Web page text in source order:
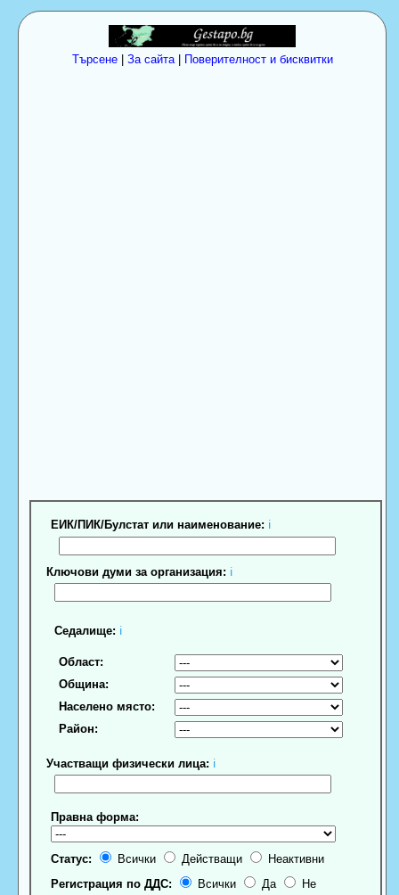
Търсене| За сайта| Поверителност и бисквитки
ЕИК/ПИК/Булстат или наименование: ℹ
Ключови думи за организация: ℹ
Седалище: ℹ
Област:
Община:
Населено място:
Район:
Участващи физически лица: ℹ
Правна форма:
Статус: Всички Действащи
Неактивни
Регистрация по ДДС:
Всички Да Не